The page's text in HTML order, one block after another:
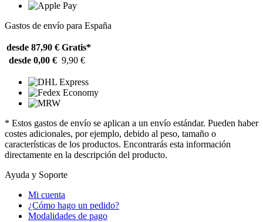
Gastos de envío para España
desde 87,90 € Gratis*
desde 0,00 € 9,90 €
* Estos gastos de envío se aplican a un envío estándar. Pueden haber
costes adicionales, por ejemplo, debido al peso, tamaño o
características de los productos. Encontrarás esta información
directamente en la descripción del producto.
Ayuda y Soporte
Mi cuenta
¿Cómo hago un pedido?
Modalidades de pago